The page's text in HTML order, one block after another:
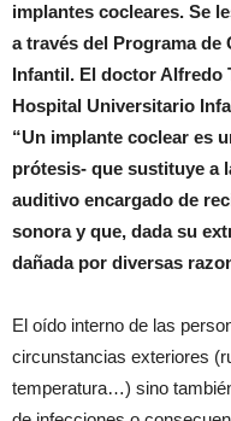
implantes cocleares. Se
a través del Programa de
Infantil. El doctor Alfredo
Hospital Universitario
“Un implante coclear es
prótesis- que sustituye a
auditivo encargado de
sonora y que, dada su
dañada por diversas
El oído interno de las
circunstancias exteriores
temperatura…) sino